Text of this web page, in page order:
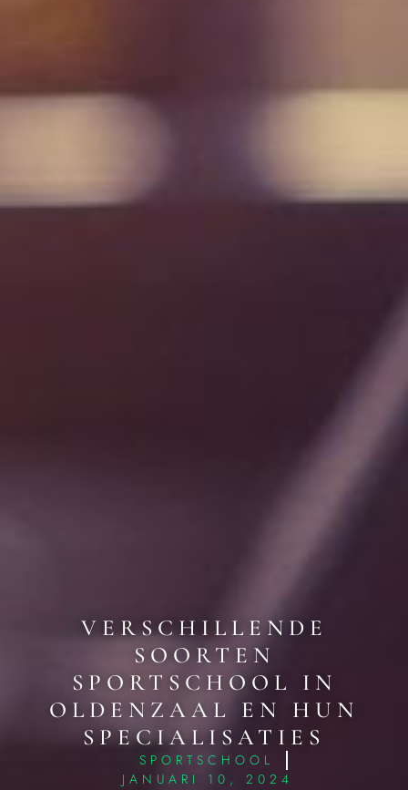
VERSCHILLENDE
SOORTEN
SPORTSCHOOL IN
OLDENZAAL EN HUN
SPECIALISATIES
SPORTSCHOOL
JANUARI 10, 2024